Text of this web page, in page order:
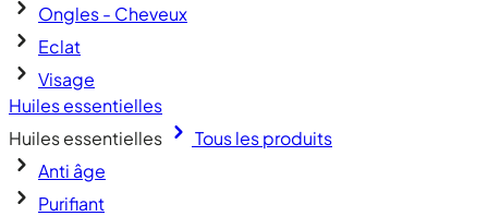
Ongles - Cheveux
Eclat
Visage
Huiles essentielles
Huiles essentielles
Tous les produits
Anti âge
Purifiant